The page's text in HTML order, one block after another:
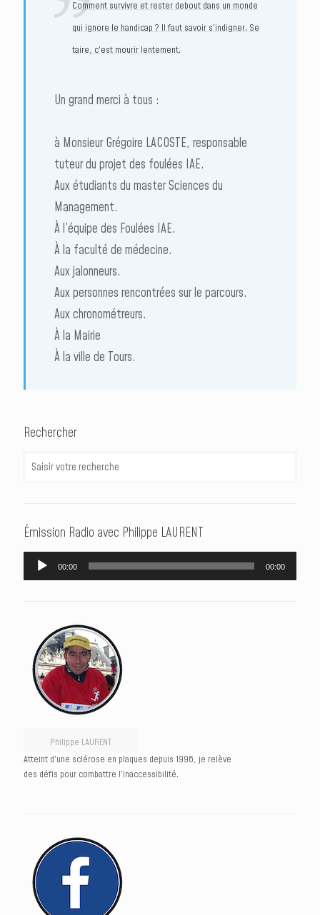
Comment survivre et rester debout dans un monde
qui ignore le handicap ? Il faut savoir s’indigner. Se
taire, c’est mourir lentement.
Un grand merci à tous :
à Monsieur Grégoire LACOSTE, responsable
tuteur du projet des foulées IAE.
Aux étudiants du master Sciences du
Management.
À l’équipe des Foulées IAE.
À la faculté de médecine.
Aux jalonneurs.
Aux personnes rencontrées sur le parcours.
Aux chronométreurs.
À la Mairie
À la ville de Tours.
Rechercher
Émission Radio avec Philippe LAURENT
Lecteur
audio
00:00 00:00
Philippe LAURENT
Atteint d’une sclérose en plaques depuis 1996, je relève
des défis pour combattre l’inaccessibilité.